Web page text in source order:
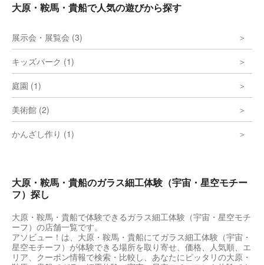
大原・鞍馬・貴船で人気の遊びから探す
展示会・展覧会 (3)
キッズパーク (1)
庭園 (1)
美術館 (2)
かんざし作り (1)
大原・鞍馬・貴船のガラス細工体験（宇宙・星空モチー
フ）探し
大原・鞍馬・貴船で体験できるガラス細工体験（宇宙・星空モチ
ーフ）の店舗一覧です。
アソビュー！は、大原・鞍馬・貴船にてガラス細工体験（宇宙・
星空モチーフ）が体験できる場所を取り寄せ、価格、人気順、エ
リア、クーポン情報で検索・比較し、あなたにピッタリの大原・